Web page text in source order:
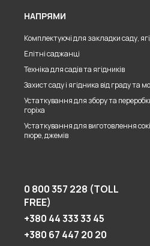
НАПРЯМИ
Комплектуючі для закладки саду,
Елітні саджанці
Техніка для садів та ягідників
Захист саду і ягідника від граду та
Устаткування для збору та
горіха
Устаткування для виготовлення
пюре, джемів
0 800 357 228 (TOLL
FREE)
+380 44 333 33 45
+380 67 447 20 20